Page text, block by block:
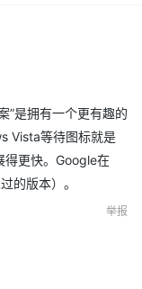
的任何查询/存储过
”是拥有一个更有趣的
Vista等待图标就是
得更快。Google在
的版本）。
举报